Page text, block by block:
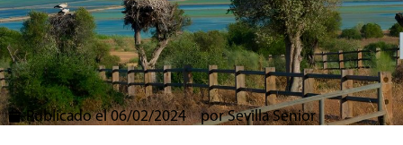
Publicado el 06/02/2024 porSevilla Senior